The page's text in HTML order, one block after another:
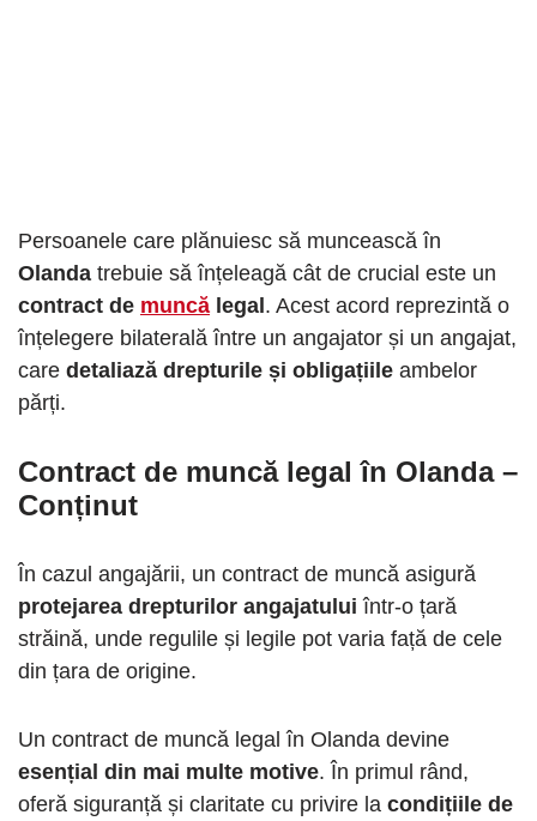
Persoanele care plănuiesc să muncească în
Olanda trebuie să înțeleagă cât de crucial este un
contract de muncă legal. Acest acord reprezintă o
înțelegere bilaterală între un angajator și un angajat,
care detaliază drepturile și obligațiile ambelor
părți.
Contract de muncă legal în Olanda –
Conținut
În cazul angajării, un contract de muncă asigură
protejarea drepturilor angajatului într-o țară
străină, unde regulile și legile pot varia față de cele
din țara de origine.
Un contract de muncă legal în Olanda devine
esențial din mai multe motive. În primul rând,
oferă siguranță și claritate cu privire la condițiile de